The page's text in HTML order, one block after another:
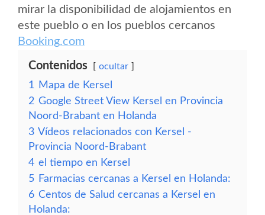
mirar la disponibilidad de alojamientos en
este pueblo o en los pueblos cercanos
Booking.com
Contenidos ocultar
1
Mapa de Kersel
2 Google Street View Kersel en Provincia
Noord-Brabant en Holanda
3 Vídeos relacionados con Kersel -
Provincia Noord-Brabant
4 el tiempo en Kersel
5 Farmacias cercanas a Kersel en Holanda:
6 Centos de Salud cercanas a Kersel en
Holanda: